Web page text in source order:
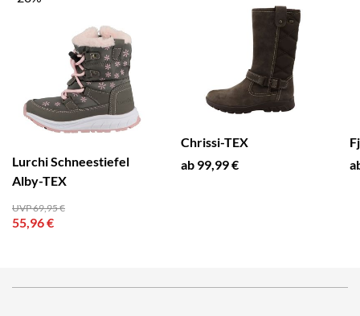
Lurchi Schneestiefel
Alby-TEX
UVP 69,95 €
55,96 €
Chrissi-TEX
ab 99,99 €